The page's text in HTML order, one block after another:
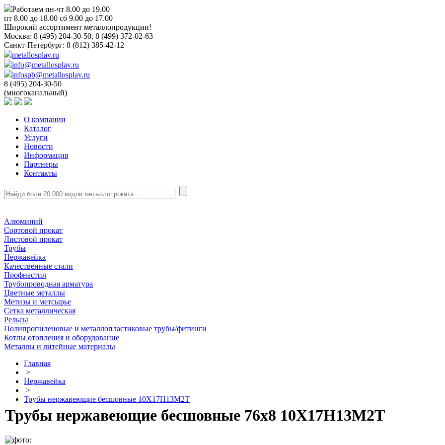
Работаем пн-чт 8.00 до 19.00
пт 8.00 до 18.00 сб 9.00 до 17.00
Широкий ассортимент металлопродукции!
Москва: 8 (495) 204-30-50, 8 (499) 372-02-63
Санкт-Петербург: 8 (812) 385-42-12
metallosplav.ru
info@metallosplav.ru
infospb@metallosplav.ru
8 (495) 204-30-50
(многоканальный)
О компании
Каталог
Услуги
Новости
Информация
Партнеры
Контакты
Алюминий
Сортовой прокат
Листовой прокат
Трубы
Нержавейка
Качественные стали
Профнастил
Трубопроводная арматура
Цветные металлы
Метизы и метсырье
Сетка металлическая
Рельсы
Полипропиленовые и металлопластиковые трубы/фитинги
Котлы отопления и оборудование
Металлы и литейные материалы
Главная
>
Нержавейка
>
Трубы нержавеющие бесшовные 10Х17Н13М2Т
Трубы нержавеющие бесшовные 76х8 10Х17Н13М2Т